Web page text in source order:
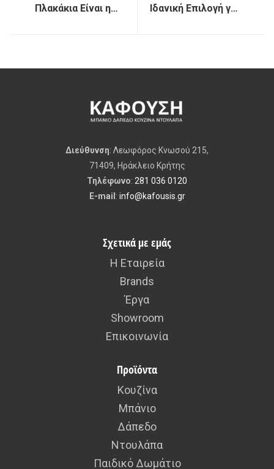
Πλακάκια Είναι η
Ιδανική Επιλογή για
το Περιβάλλον
Διεύθυνση: Λεωφόρος Κνωσού 215,
71409, Ηράκλειο Κρήτης
Τηλέφωνο: 281 036 0120
E-mail : info@kafousis.gr
Σχετικά με εμάς
Η Εταιρεία
Brands
Έργα
Showroom
Επικοινωνία
Προϊόντα
Κουζίνα
Μπάνιο
Δάπεδο
Ντουλάπα
Παιδικό Δωμάτιο